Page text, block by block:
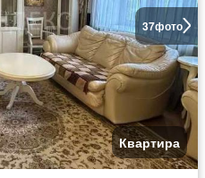
37фото
Квартира